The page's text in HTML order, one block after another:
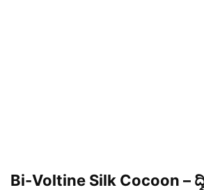
Bi-Voltine Silk Cocoon –